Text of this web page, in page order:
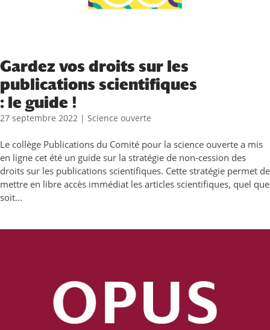
Gardez vos droits sur les
publications scientifiques
: le guide !
27 septembre 2022 | Science ouverte
Le collège Publications du Comité pour la science ouverte a mis
en ligne cet été un guide sur la stratégie de non-cession des
droits sur les publications scientifiques. Cette stratégie permet de
mettre en libre accès immédiat les articles scientifiques, quel que
soit...